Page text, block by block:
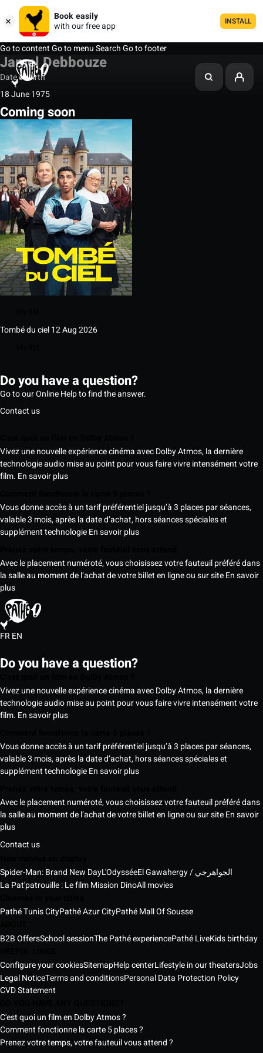
Book easily
with our free app
INSTALL
Go to contentGo to menuSearchGo to footer
Jamel Debbouze
Date of birth
18 June 1975
Coming soon
Tombé du ciel12 Aug 2026
Do you have a question?
Go to our Online Help to find the answer.
Contact us
Vivez une nouvelle expérience cinéma avec Dolby Atmos, la dernière
technologie audio mise au point pour vous faire vivre intensément votre
film. En savoir plus
Vous donne accès à un tarif préférentiel jusqu’à 3 places par séances,
valable 3 mois, après la date d’achat, hors séances spéciales et
supplément technologieEn savoir plus
Avec le placement numéroté, vous choisissez votre fauteuil préféré dans
la salle au moment de l’achat de votre billet en ligne ou sur siteEn savoir
plus
FREN
Do you have a question?
Vivez une nouvelle expérience cinéma avec Dolby Atmos, la dernière
technologie audio mise au point pour vous faire vivre intensément votre
film. En savoir plus
Vous donne accès à un tarif préférentiel jusqu’à 3 places par séances,
valable 3 mois, après la date d’achat, hors séances spéciales et
supplément technologieEn savoir plus
Avec le placement numéroté, vous choisissez votre fauteuil préféré dans
la salle au moment de l’achat de votre billet en ligne ou sur siteEn savoir
plus
Contact us
Spider-Man: Brand New DayL'Odyssée
El Gawahergy / الجواهرجي
La Pat'patrouille : Le film Mission DinoAll movies
Pathé Tunis CityPathé Azur CityPathé Mall Of Sousse
B2B OffersSchool sessionThe Pathé experiencePathé LiveKids birthday
Configure your cookiesSitemapHelp centerLifestyle in our theatersJobs
Legal NoticeTerms and conditionsPersonal Data Protection Policy
CVD Statement
C'est quoi un film en Dolby Atmos ?
Comment fonctionne la carte 5 places ?
Prenez votre temps, votre fauteuil vous attend ?